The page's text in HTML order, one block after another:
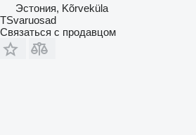
Эстония, Kõrveküla
TSvaruosad
Связаться с продавцом